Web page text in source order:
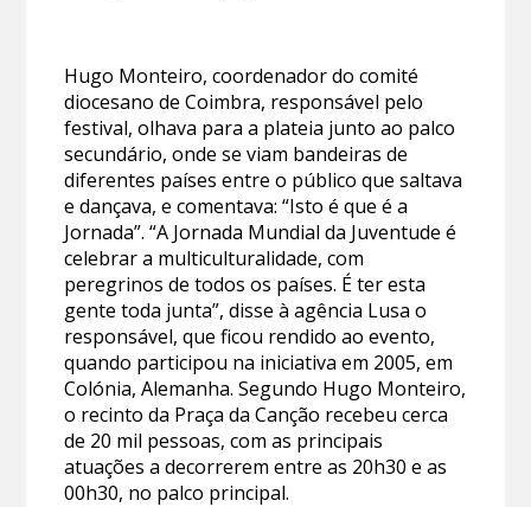
Hugo Monteiro, coordenador do comité
diocesano de Coimbra, responsável pelo
festival, olhava para a plateia junto ao palco
secundário, onde se viam bandeiras de
diferentes países entre o público que saltava
e dançava, e comentava: “Isto é que é a
Jornada”. “A Jornada Mundial da Juventude é
celebrar a multiculturalidade, com
peregrinos de todos os países. É ter esta
gente toda junta”, disse à agência Lusa o
responsável, que ficou rendido ao evento,
quando participou na iniciativa em 2005, em
Colónia, Alemanha. Segundo Hugo Monteiro,
o recinto da Praça da Canção recebeu cerca
de 20 mil pessoas, com as principais
atuações a decorrerem entre as 20h30 e as
00h30, no palco principal.